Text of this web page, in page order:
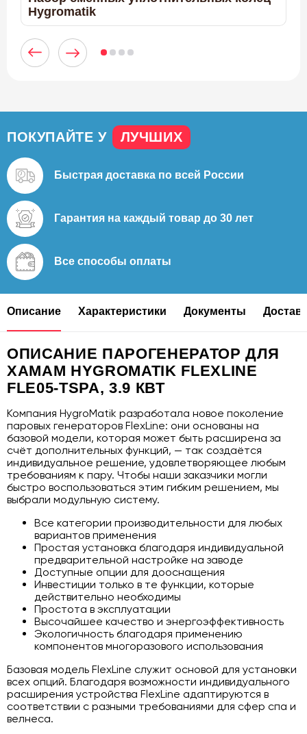
Hygromatik
42.671
Курна мраморная КМ01
8.470
Кран для турецкой бани (хамам) Talc 01
48.000
Дверь для хамам бронза матовая 80x210
10.970
Панель Lux Elements ELEMENT-EL 10,
106.286
Светильник пушка мраморный Talc МС16
ПОКУПАЙТЕ У ЛУЧШИХ
Быстрая доставка по всей России
Гарантия на каждый товар до 30 лет
Все способы оплаты
Описание Характеристики Документы
ОПИСАНИЕ ПАРОГЕНЕРАТОР ДЛЯ
ХАМАМ HYGROMATIK FLEXLINE
FLE05-TSPA, 3.9 КВТ
Компания HygroMatik разработала новое поколение
паровых генераторов FlexLine: они основаны на
базовой модели, которая может быть расширена за
счёт дополнительных функций, — так создаётся
индивидуальное решение, удовлетворяющее любым
требованиям к пару. Чтобы наши заказчики могли
быстро воспользоваться этим гибким решением, мы
выбрали модульную систему.
Все категории производительности для любых
вариантов применения
Простая установка благодаря индивидуальной
предварительной настройке на заводе
Доступные опции для дооснащения
Инвестиции только в те функции, которые
действительно необходимы
Простота в эксплуатации
Высочайшее качество и энергоэффективность
Экологичность благодаря применению
компонентов многоразового использования
Базовая модель FlexLine служит основой для установки
всех опций. Благодаря возможности индивидуального
расширения устройства FlexLine адаптируются в
соответствии с разными требованиями для сфер спа и
велнеса.